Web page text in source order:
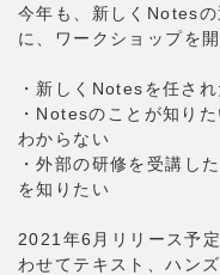
今年も、新しくNotes
に、ワークショップを開
・新しくNotesを任さ
・Notesのことが知り
わからない
・外部の研修を受講し
を知りたい
2021年6月リリース予
わせてテキスト、ハン